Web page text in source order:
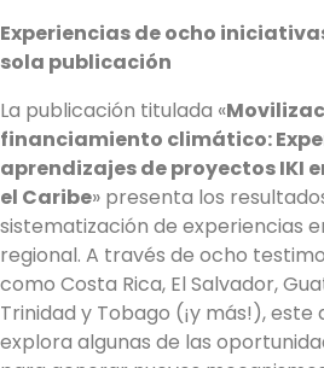
Experiencias de ocho
sola publicación
La publicación titulada «
financiamiento climático:
aprendizajes de proyectos IKI
el Caribe» presenta los
sistematización de experiencias
regional. A través de ocho
como Costa Rica, El Salvador,
Trinidad y Tobago (¡y más!),
explora algunas de las